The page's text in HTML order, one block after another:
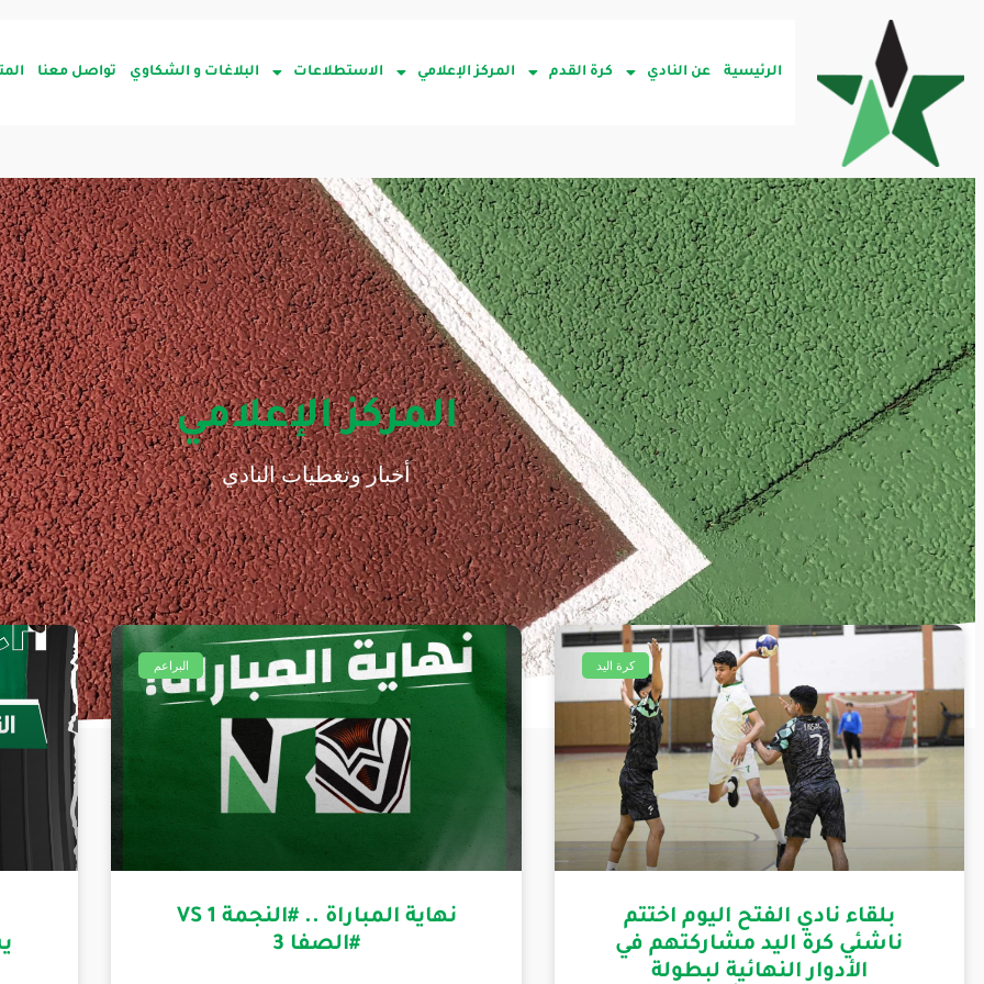
الرئيسية عن النادي كرة القدم المركز الإعلامي الاستطلاعات البلاغات و الشكاوي تواصل معنا
المركز الإعلامي
أخبار وتغطيات النادي
كرة اليد
بلقاء نادي الفتح اليوم اختتم
ناشئي كرة اليد مشاركتهم في
الأدوار النهائية لبطولة
البراعم
نهاية المباراة .. #النجمة 1 VS
#الصفا 3